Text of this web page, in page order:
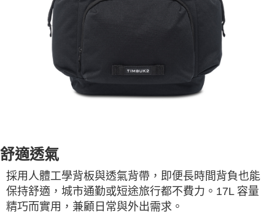
舒適透氣
採用人體工學背板與透氣背帶，即便長時間背負也能
保持舒適，城市通勤或短途旅行都不費力。17L 容量
精巧而實用，兼顧日常與外出需求。